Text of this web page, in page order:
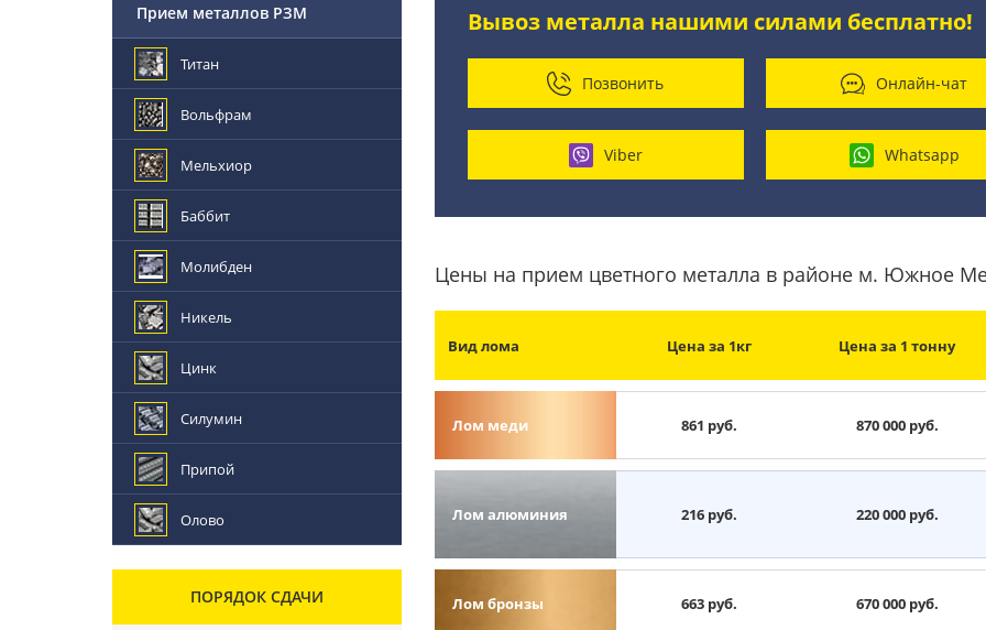
Вывоз металла нашими силами бесплатно!
Позвонить Онлайн-чат
Viber Whatsapp
Цены на прием цветного металла в районе м. Южное
Вид лома Цена за 1кг Цена за 1 тонну
Лом меди 861 руб. 870 000 руб.
Лом алюминия 216 руб. 220 000 руб.
Лом бронзы 663 руб. 670 000 руб.
Прием металлов РЗМ
Титан
Вольфрам
Мельхиор
Баббит
Молибден
Никель
Цинк
Силумин
Припой
Олово
ПОРЯДОК СДАЧИ